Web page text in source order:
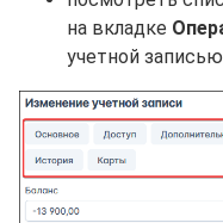
на вкладке
учетной